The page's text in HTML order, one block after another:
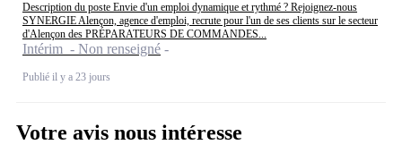
Description du poste Envie d'un emploi dynamique et rythmé ? Rejoignez-nous
SYNERGIE Alençon, agence d'emploi, recrute pour l'un de ses clients sur le secteur
d'Alençon des PRÉPARATEURS DE COMMANDES...
Intérim - Non renseigné
Publié il y a 23 jours
Votre avis nous intéresse